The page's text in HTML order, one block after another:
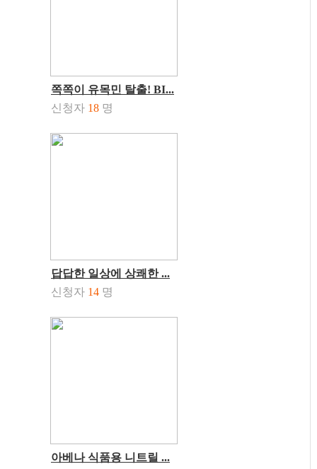
쪽쪽이 유목민 탈출! BI...
신청자 18 명
답답한 일상에 상쾌한 ...
신청자 14 명
아베나 식품용 니트릴 ...